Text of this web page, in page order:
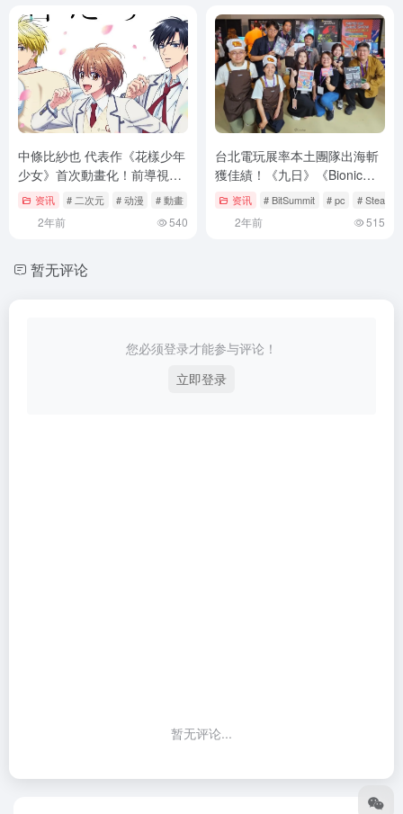
中條比紗也 代表作《花樣少年
少女》首次動畫化！前導視覺
同步解禁！
资讯 # 二次元 # 动漫 # 動畫
2年前 540
台北電玩展率本土團隊出海斬
獲佳績！《九日》《Bionic
Bay：換影循跡》奪日本獨立
遊戲展BitSummit Award
资讯 # BitSummit # pc # Steam
2年前 515
暂无评论
您必须登录才能参与评论！
立即登录
暂无评论...